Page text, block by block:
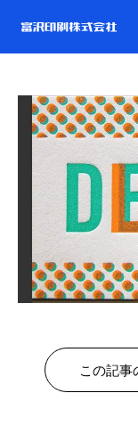
- サービス
- 映像・動画
- ぎぞらーず
- デザイン
企業情報
- 企業情報TOP
- ごあいさつ
- 会社概要
実績紹介
- すべての実績
お問い合わせ・資
- お問い合わ
わたしたちに
この記事